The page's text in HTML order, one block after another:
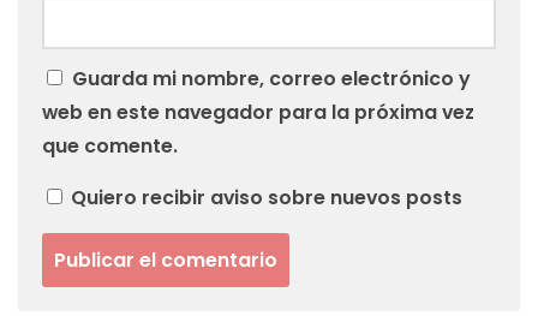
Guarda mi nombre, correo electrónico y
web en este navegador para la próxima vez
que comente.
Quiero recibir aviso sobre nuevos posts